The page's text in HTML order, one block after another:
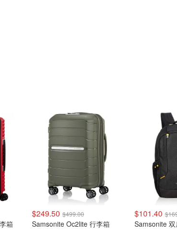
箱
$249.50 $499.00
Samsonite Oc2lite 行李箱
$101.40
Samsonite